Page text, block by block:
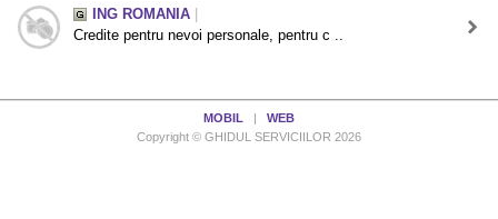
ING ROMANIA
Credite pentru nevoi personale, pentru c ..
MOBIL
WEB
Copyright © GHIDUL SERVICIILOR 2026